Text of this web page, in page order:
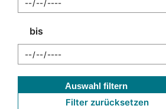
bis
Auswahl filtern
Filter zurücksetzen